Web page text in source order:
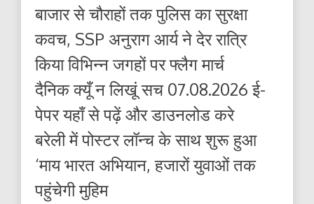
बाजार से चौराहों तक पुलिस का सुरक्षा
कवच, SSP अनुराग आर्य ने देर रात्रि
किया विभिन्न जगहों पर फ्लैग मार्च
दैनिक क्यूँ न लिखूं सच 07.08.2026 ई-
पेपर यहाँ से पढ़ें और डाउनलोड करे
बरेली में पोस्टर लॉन्च के साथ शुरू हुआ
‘माय भारत अभियान, हजारों युवाओं तक
पहुंचेगी मुहिम